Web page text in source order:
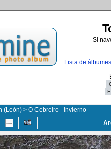
Si
Lista de álbumes
(León) > O Cebreiro - Invierno